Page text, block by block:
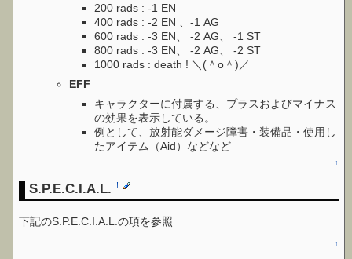
200 rads : -1 EN
400 rads : -2 EN 、-1 AG
600 rads : -3 EN、 -2 AG、 -1 ST
800 rads : -3 EN、 -2 AG、 -2 ST
1000 rads : death ! ＼(＾o＾)／
EFF
キャラクターに付属する、プラスおよびマイナス
の効果を表示している。
例として、放射能ダメージ障害・装備品・使用し
たアイテム（Aid）などなど
↑
S.P.E.C.I.A.L.†
下記のS.P.E.C.I.A.L.の項を参照
↑